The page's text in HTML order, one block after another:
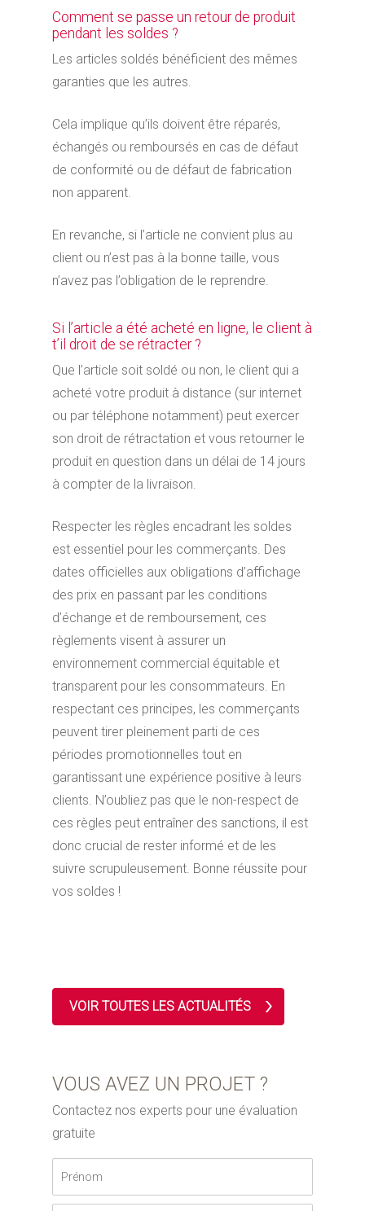
Comment se passe un retour de produit
pendant les soldes ?
Les articles soldés bénéficient des mêmes
garanties que les autres.
Cela implique qu’ils doivent être réparés,
échangés ou remboursés en cas de défaut
de conformité ou de défaut de fabrication
non apparent.
En revanche, si l’article ne convient plus au
client ou n’est pas à la bonne taille, vous
n’avez pas l’obligation de le reprendre.
Si l’article a été acheté en ligne, le client à
t’il droit de se rétracter ?
Que l’article soit soldé ou non, le client qui a
acheté votre produit à distance (sur internet
ou par téléphone notamment) peut exercer
son droit de rétractation et vous retourner le
produit en question dans un délai de 14 jours
à compter de la livraison.
Respecter les règles encadrant les soldes
est essentiel pour les commerçants. Des
dates officielles aux obligations d’affichage
des prix en passant par les conditions
d’échange et de remboursement, ces
règlements visent à assurer un
environnement commercial équitable et
transparent pour les consommateurs. En
respectant ces principes, les commerçants
peuvent tirer pleinement parti de ces
périodes promotionnelles tout en
garantissant une expérience positive à leurs
clients. N’oubliez pas que le non-respect de
ces règles peut entraîner des sanctions, il est
donc crucial de rester informé et de les
suivre scrupuleusement. Bonne réussite pour
vos soldes !
VOIR TOUTES LES ACTUALITÉS
VOUS AVEZ UN PROJET ?
Contactez nos experts pour une évaluation
gratuite